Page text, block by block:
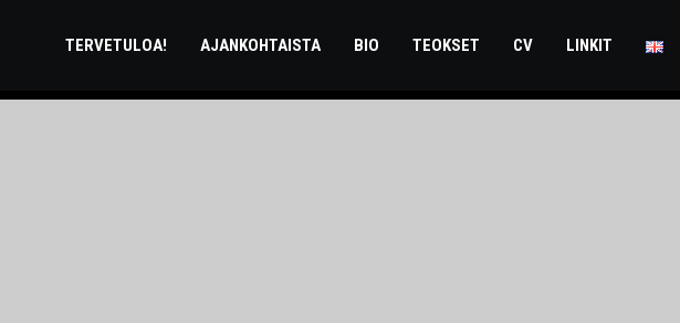
TERVETULOA! AJANKOHTAISTA BIO TEOKSET CV LINKIT